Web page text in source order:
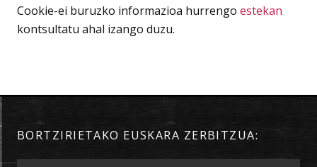
Cookie-ei buruzko informazioa hurrengo estekan
kontsultatu ahal izango duzu.
BORTZIRIETAKO EUSKARA ZERBITZUA: